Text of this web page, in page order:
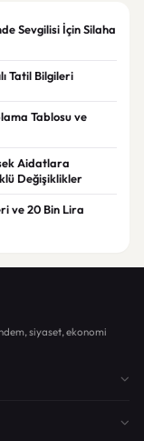
Sevgilisi İçin Silaha
Tatil Bilgileri
Tablosu ve
Aidatlara
Değişiklikler
ve 20 Bin Lira
siyaset, ekonomi